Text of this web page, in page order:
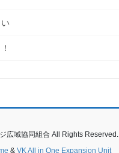
広域協同組合 All Rights Reserved.
& VK All in One Expansion Unit